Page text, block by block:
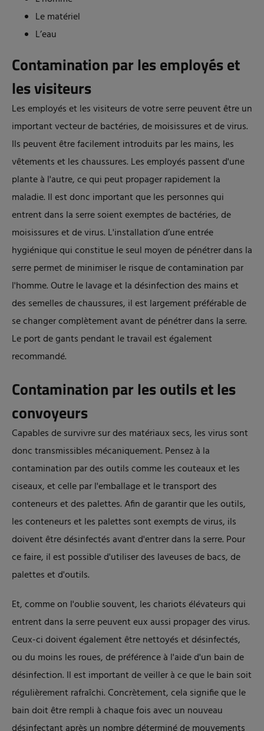
Le matériel
L’eau
Contamination par les employés et
les visiteurs
Les employés et les visiteurs de votre serre peuvent être un
important vecteur de bactéries, de moisissures et de virus.
Ils peuvent être facilement introduits par les mains, les
vêtements et les chaussures. Les employés passent d'une
plante à l'autre, ce qui peut propager rapidement la
maladie. Il est donc important que les personnes qui
entrent dans la serre soient exemptes de bactéries, de
moisissures et de virus. L'installation d’une entrée
hygiénique qui constitue le seul moyen de pénétrer dans la
serre permet de minimiser le risque de contamination par
l'homme. Outre le lavage et la désinfection des mains et
des semelles de chaussures, il est largement préférable de
se changer complètement avant de pénétrer dans la serre.
Le port de gants pendant le travail est également
recommandé.
Contamination par les outils et les
convoyeurs
Capables de survivre sur des matériaux secs, les virus sont
donc transmissibles mécaniquement. Pensez à la
contamination par des outils comme les couteaux et les
ciseaux, et celle par l'emballage et le transport des
conteneurs et des palettes. Afin de garantir que les outils,
les conteneurs et les palettes sont exempts de virus, ils
doivent être désinfectés avant d'entrer dans la serre. Pour
ce faire, il est possible d'utiliser des laveuses de bacs, de
palettes et d'outils.
Et, comme on l'oublie souvent, les chariots élévateurs qui
entrent dans la serre peuvent eux aussi propager des virus.
Ceux-ci doivent également être nettoyés et désinfectés,
ou du moins les roues, de préférence à l'aide d'un bain de
désinfection. Il est important de veiller à ce que le bain soit
régulièrement rafraîchi. Concrètement, cela signifie que le
bain doit être rempli à chaque fois avec un nouveau